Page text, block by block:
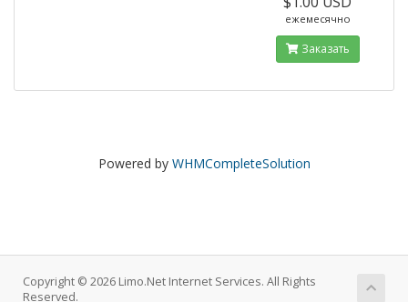
ежемесячно
Заказать
Powered by WHMCompleteSolution
Copyright © 2026 Limo.Net Internet Services. All Rights
Reserved.